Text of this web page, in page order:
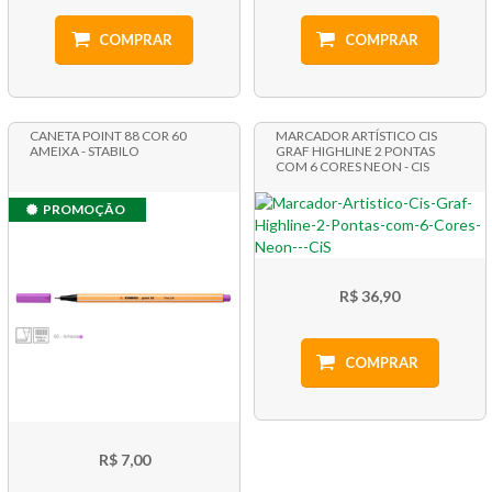
COMPRAR COMPRAR
CANETA POINT 88 COR 60
AMEIXA - STABILO
PROMOÇÃO
R$ 7,00
MARCADOR ARTÍSTICO CIS
GRAF HIGHLINE 2 PONTAS
COM 6 CORES NEON - CIS
R$ 36,90
COMPRAR